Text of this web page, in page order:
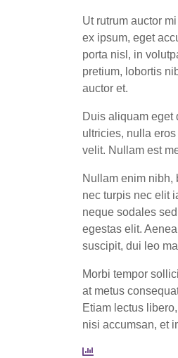
Ut rutrum auctor
ex ipsum, eget
porta nisl, in
pretium, lobortis
auctor et.
Duis aliquam eget
ultricies, nulla
velit. Nullam est
Nullam enim nibh,
nec turpis nec elit
neque sodales
egestas elit.
suscipit, dui leo
Morbi tempor
at metus
Etiam lectus
nisi accumsan, et